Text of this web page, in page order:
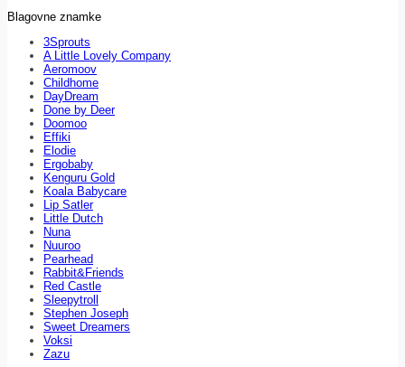
Blagovne znamke
3Sprouts
A Little Lovely Company
Aeromoov
Childhome
DayDream
Done by Deer
Doomoo
Effiki
Elodie
Ergobaby
Kenguru Gold
Koala Babycare
Lip Satler
Little Dutch
Nuna
Nuuroo
Pearhead
Rabbit&Friends
Red Castle
Sleepytroll
Stephen Joseph
Sweet Dreamers
Voksi
Zazu